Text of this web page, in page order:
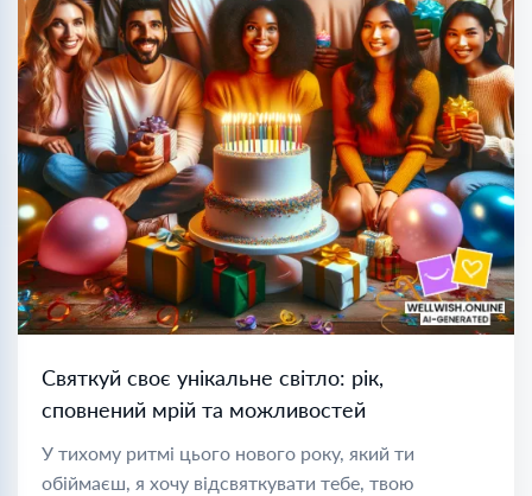
Святкуй своє унікальне світло: рік,
сповнений мрій та можливостей
У тихому ритмі цього нового року, який ти
обіймаєш, я хочу відсвяткувати тебе, твою